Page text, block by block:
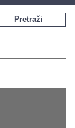
Pretraži